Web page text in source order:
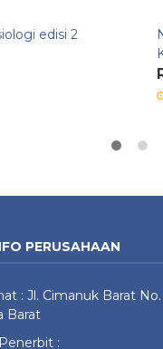
edisi 2
PERUSAHAAN
: Jl. Cimanuk Barat
Barat
: